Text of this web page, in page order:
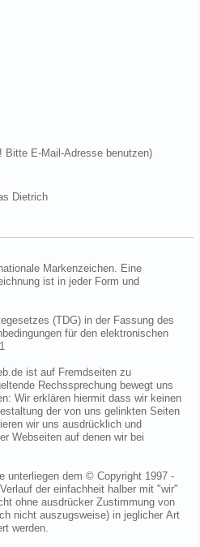
E-Mail-Adresse benutzen)
Dietrich
Markenzeichen. Eine
ist in jeder Form und
(TDG) in der Fassung des
für den elektronischen
ist auf Fremdseiten zu
Rechssprechung bewegt uns
Wir erklären hiermit dass wir keinen
der von uns gelinkten Seiten
wir uns ausdrücklich und
Webseiten auf denen wir bei
unterliegen dem © Copyright 1997 -
der einfachheit halber mit "wir"
ohne ausdrücker Zustimmung von
nicht auszugsweise) in jeglicher Art
werden.